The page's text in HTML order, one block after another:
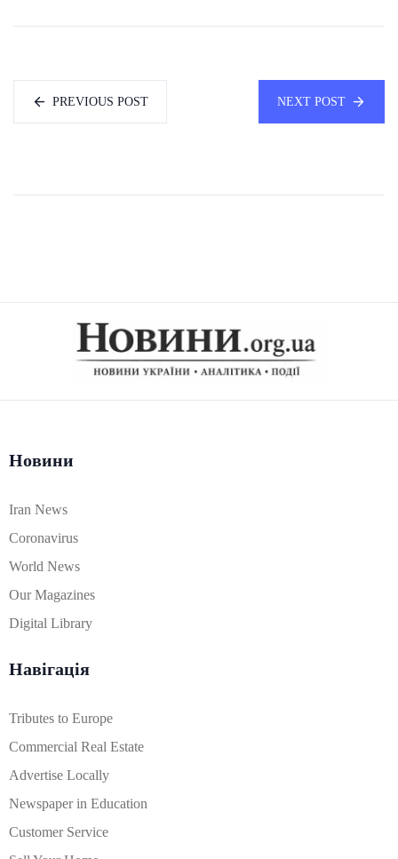
PREVIOUS POST NEXT POST
Новини
Iran News
Coronavirus
World News
Our Magazines
Digital Library
Навігація
Tributes to Europe
Commercial Real Estate
Advertise Locally
Newspaper in Education
Customer Service